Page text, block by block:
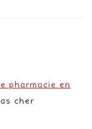
pharmacie en
cher